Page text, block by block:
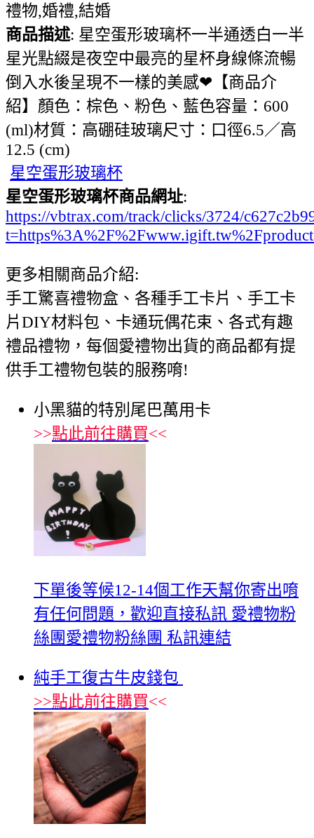
禮物,婚禮,結婚
商品描述: 星空蛋形玻璃杯一半通透白一半
星光點綴是夜空中最亮的星杯身線條流暢
倒入水後呈現不一樣的美感❤【商品介
紹】顏色：棕色、粉色、藍色容量：600
(ml)材質：高硼硅玻璃尺寸：口徑6.5／高
12.5 (cm)
星空蛋形玻璃杯
星空蛋形玻璃杯商品網址:
https://vbtrax.com/track/clicks/3724/
更多相關商品介紹:
手工驚喜禮物盒、各種手工卡片、手工卡
片DIY材料包、卡通玩偶花束、各式有趣
禮品禮物，每個愛禮物出貨的商品都有提
供手工禮物包裝的服務唷!
小黑貓的特別尾巴萬用卡
>>點此前往購買<<
下單後等候12-14個工作天幫你寄出唷
有任何問題，歡迎直接私訊 愛禮物粉
絲團愛禮物粉絲團 私訊連結
純手工復古牛皮錢包
>>點此前往購買<<